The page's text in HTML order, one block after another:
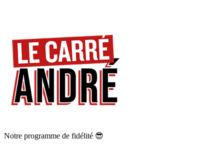
Notre programme de fidélité 😎